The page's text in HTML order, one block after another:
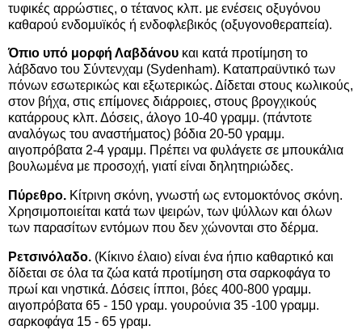
τυφικές αρρώστιες, ο τέτανος κλπ. με ενέσεις οξυγόνου
καθαρού ενδομυϊκός ή ενδοφλεβικός (οξυγονοθεραπεία).
Όπιο υπό μορφή Λαβδάνου και κατά προτίμηση το
λάβδανο του Σύντενχαμ (Sydenham). Καταπραϋντικό των
πόνων εσωτερικώς και εξωτερικώς. Δίδεται στους κωλικούς,
στον βήχα, στις επίμονες διάρροιες, στους βρογχικούς
κατάρρους κλπ. Δόσεις, άλογο 10-40 γραμμ. (πάντοτε
αναλόγως του αναστήματος) βόδια 20-50 γραμμ.
αιγοπρόβατα 2-4 γραμμ. Πρέπει να φυλάγετε σε μπουκάλια
βουλωμένα με προσοχή, γιατί είναι δηλητηριώδες.
Πύρεθρο. Κίτρινη σκόνη, γνωστή ως εντομοκτόνος σκόνη.
Χρησιμοποιείται κατά των ψειρών, των ψύλλων και όλων
των παρασίτων εντόμων που δεν χώνονται στο δέρμα.
Ρετσινόλαδο. (Κίκινο έλαιο) είναι ένα ήπιο καθαρτικό και
δίδεται σε όλα τα ζώα κατά προτίμηση στα σαρκοφάγα το
πρωί και νηστικά. Δόσεις ίπποι, βόες 400-800 γραμμ.
αιγοπρόβατα 65 - 150 γραμ. γουρούνια 35 -100 γραμμ.
σαρκοφάγα 15 - 65 γραμ.